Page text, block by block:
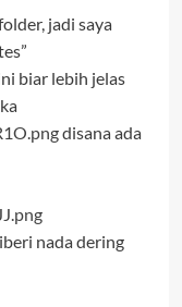
jadi saya
biar lebih jelas
disana ada
nada dering